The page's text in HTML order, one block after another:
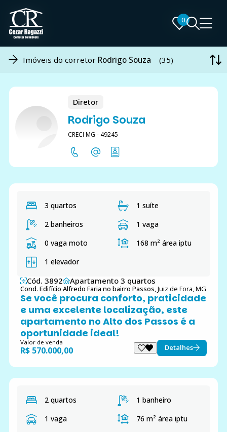
0
0
Imóveis do corretor Rodrigo Souza (35)
Diretor
Rodrigo Souza
CRECI MG - 49245
3 quartos
1 suíte
2 banheiros
1 vaga
0 vaga moto
168 m² área iptu
1 elevador
Cód. 3892 Apartamento 3 quartos
Cond. Edifício Alfredo Faria no bairro Passos,Juiz de Fora, MG
Se você procura conforto, praticidade
e uma excelente localização, este
apartamento no Alto dos Passos é a
oportunidade ideal!
Valor de venda
R$ 570.000,00 Detalhes
2 quartos
1 banheiro
1 vaga
76 m² área iptu